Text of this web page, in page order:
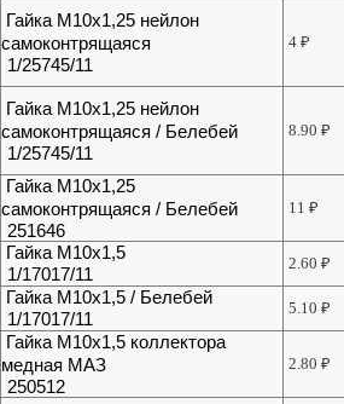
Гайка М10х1,25 нейлон
самоконтрящаяся
1/25745/11
4₽
Гайка М10х1,25 нейлон
самоконтрящаяся / Белебей
1/25745/11
8.90₽
Гайка М10х1,25
самоконтрящаяся / Белебей
251646
11₽
Гайка М10х1,5
1/17017/11
2.60₽
Гайка М10х1,5 / Белебей
1/17017/11
5.10₽
Гайка М10х1,5 коллектора
медная МАЗ
250512
2.80₽